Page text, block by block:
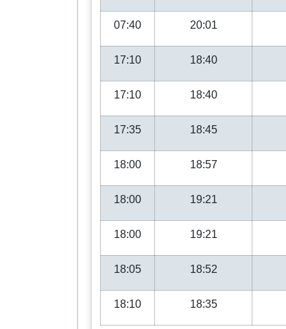
07:40 20:01
17:10 18:40
17:10 18:40
17:35 18:45
18:00 18:57
18:00 19:21
18:00 19:21
18:05 18:52
18:10 18:35